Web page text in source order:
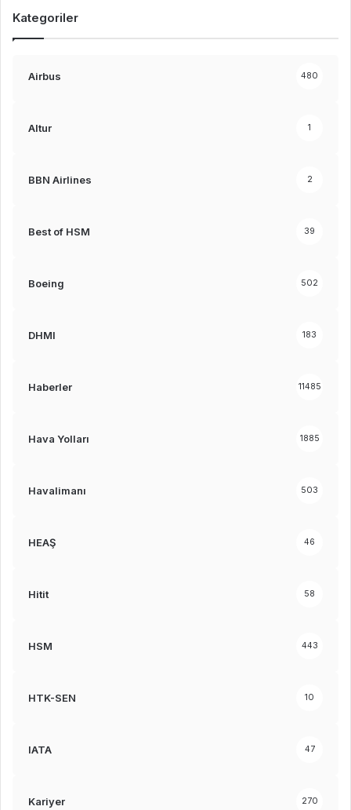
Kategoriler
Airbus 480
Altur 1
BBN Airlines 2
Best of HSM 39
Boeing 502
DHMI 183
Haberler 11485
Hava Yolları 1885
Havalimanı 503
HEAŞ 46
Hitit 58
HSM 443
HTK-SEN 10
IATA 47
Kariyer 270